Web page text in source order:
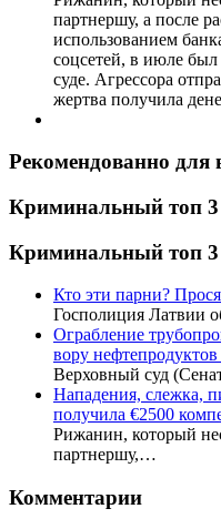
партнершу, а после
использованием
соцсетей, в июле
суде. Агрессора
жертва получила
Рекомендованно для
Криминальный топ 3
Криминальный топ 3
Кто эти парни?
Госполиция Латвии
Ограбление
вору
Верховный суд
Нападения, слежка,
получила €2500
Рижанин, который
партнершу,…
Комментарии